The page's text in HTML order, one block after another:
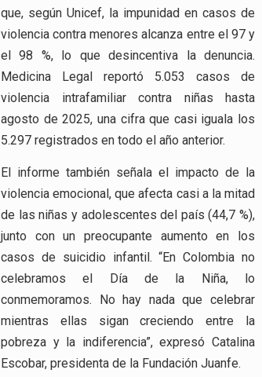
que, según Unicef, la impunidad en casos de
violencia contra menores alcanza entre el 97 y
el 98 %, lo que desincentiva la denuncia.
Medicina Legal reportó 5.053 casos de
violencia intrafamiliar contra niñas hasta
agosto de 2025, una cifra que casi iguala los
5.297 registrados en todo el año anterior.
El informe también señala el impacto de la
violencia emocional, que afecta casi a la mitad
de las niñas y adolescentes del país (44,7 %),
junto con un preocupante aumento en los
casos de suicidio infantil. “En Colombia no
celebramos el Día de la Niña, lo
conmemoramos. No hay nada que celebrar
mientras ellas sigan creciendo entre la
pobreza y la indiferencia”, expresó Catalina
Escobar, presidenta de la Fundación Juanfe.